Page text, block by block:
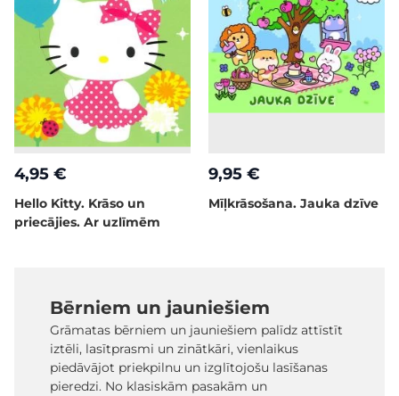
4,95 €
Hello Kitty. Krāso un
priecājies. Ar uzlīmēm
9,95 €
Mīļkrāsošana. Jauka dzīve
Bērniem un jauniešiem
Grāmatas bērniem un jauniešiem palīdz attīstīt
iztēli, lasītprasmi un zinātkāri, vienlaikus
piedāvājot priekpilnu un izglītojošu lasīšanas
pieredzi. No klasiskām pasakām un